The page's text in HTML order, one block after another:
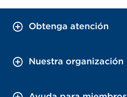
Obtenga atención
Nuestra organización